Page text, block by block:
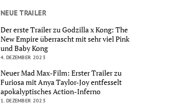
NEUE TRAILER
Der erste Trailer zu Godzilla x Kong: The
New Empire überrascht mit sehr viel Pink
und Baby Kong
4. DEZEMBER 2023
Neuer Mad Max-Film: Erster Trailer zu
Furiosa mit Anya Taylor-Joy entfesselt
apokalyptisches Action-Inferno
1. DEZEMBER 2023